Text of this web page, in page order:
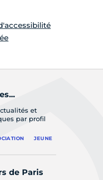
et
par profil
JEUNE
de Paris